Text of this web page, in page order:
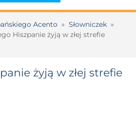
Acento » Słowniczek »
Hiszpanie żyją w złej strefie
żyją w złej strefie